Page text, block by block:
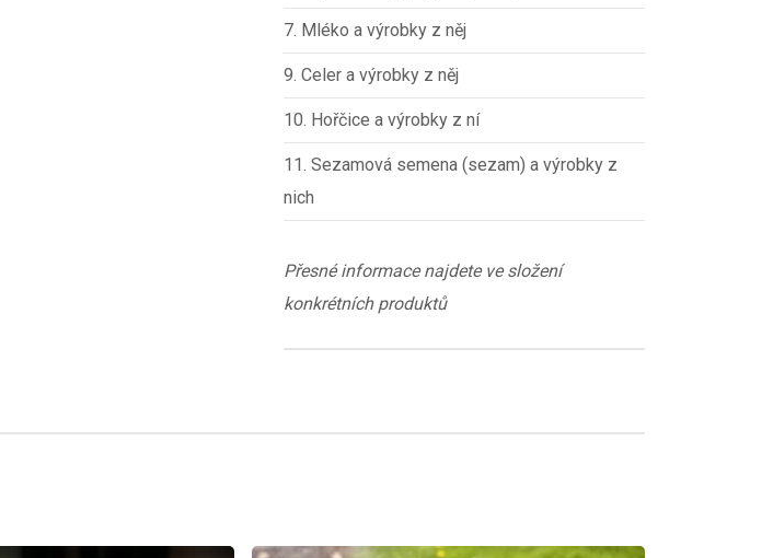
7. Mléko a výrobky z něj
9. Celer a výrobky z něj
10. Hořčice a výrobky z ní
11. Sezamová semena (sezam) a výrobky z
nich
Přesné informace najdete ve složení
konkrétních produktů